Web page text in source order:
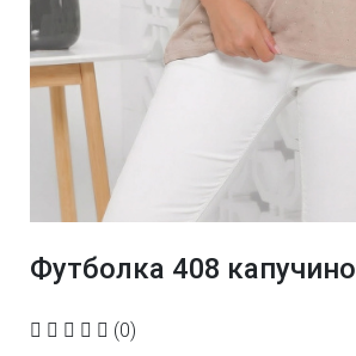
Футболка 408 капучино
(0)